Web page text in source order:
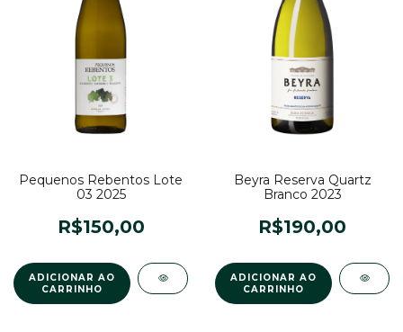
Pequenos Rebentos Lote
03 2025
R$150,00
Beyra Reserva Quartz
Branco 2023
R$190,00